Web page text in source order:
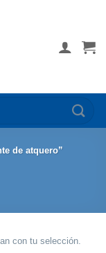
de atquero”
con tu selección.